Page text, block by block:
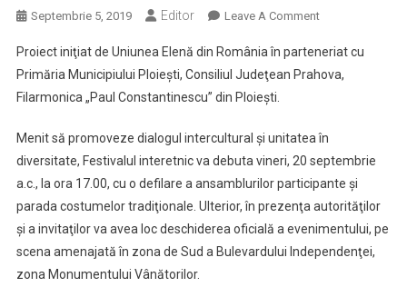
Septembrie 5, 2019 Editor Leave A CommentOn
Perioada
20-
2019
Vor
Avea
Loc
La
Ploieşti
Proiect iniţiat de Uniunea Elenă din România în parteneriat cu
Primăria Municipiului Ploieşti, Consiliul Judeţean Prahova,
Filarmonica „Paul Constantinescu” din Ploieşti.
Menit să promoveze dialogul intercultural şi unitatea în
diversitate, Festivalul interetnic va debuta vineri, 20 septembrie
a.c., la ora 17.00, cu o defilare a ansamblurilor participante şi
parada costumelor tradiţionale. Ulterior, în prezenţa autorităţilor
şi a invitaţilor va avea loc deschiderea oficială a evenimentului, pe
scena amenajată în zona de Sud a Bulevardului Independenţei,
zona Monumentului Vânătorilor.